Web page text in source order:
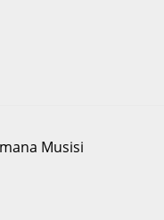
Musisi